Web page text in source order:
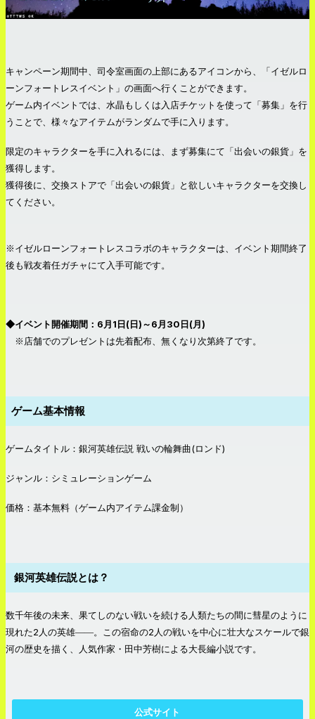
キャンペーン期間中、司令室画面の上部にあるアイコンから、「イゼルロ
ーンフォートレスイベント」の画面へ行くことができます。
ゲーム内イベントでは、水晶もしくは入店チケットを使って「募集」を行
うことで、様々なアイテムがランダムで手に入ります。
限定のキャラクターを手に入れるには、まず募集にて「出会いの銀貨」を
獲得します。
獲得後に、交換ストアで「出会いの銀貨」と欲しいキャラクターを交換し
てください。
※イゼルローンフォートレスコラボのキャラクターは、イベント期間終了
後も戦友着任ガチャにて入手可能です。
◆イベント開催期間：6月1日(日)～6月30日(月)
※店舗でのプレゼントは先着配布、無くなり次第終了です。
ゲーム基本情報
ゲームタイトル：銀河英雄伝説 戦いの輪舞曲(ロンド)
ジャンル：シミュレーションゲーム
価格：基本無料（ゲーム内アイテム課金制）
銀河英雄伝説とは？
数千年後の未来、果てしのない戦いを続ける人類たちの間に彗星のように
現れた2人の英雄――。この宿命の2人の戦いを中心に壮大なスケールで銀
河の歴史を描く、人気作家・田中芳樹による大長編小説です。
公式サイト